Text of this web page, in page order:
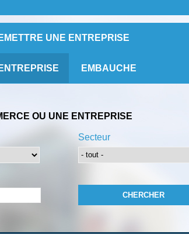
UNE ENTREPRISE
EMBAUCHE
OU UNE ENTREPRISE
Secteur